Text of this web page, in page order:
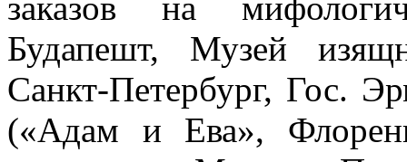
Будапешт, Музей
Санкт-Петербург, Гос.
(«Адам и Ева»,